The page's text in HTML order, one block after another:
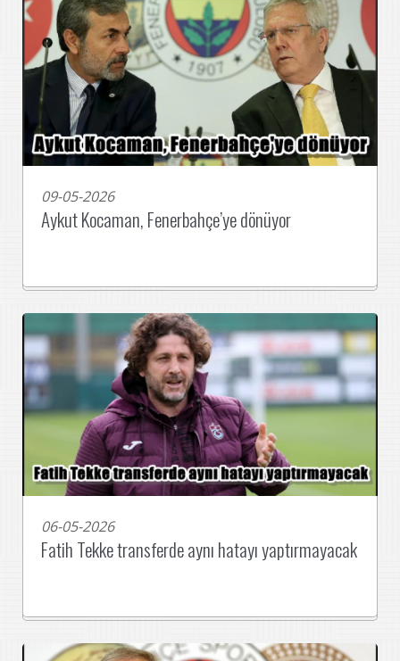
09-05-2026
Aykut Kocaman, Fenerbahçe’ye dönüyor
06-05-2026
Fatih Tekke transferde aynı hatayı yaptırmayacak